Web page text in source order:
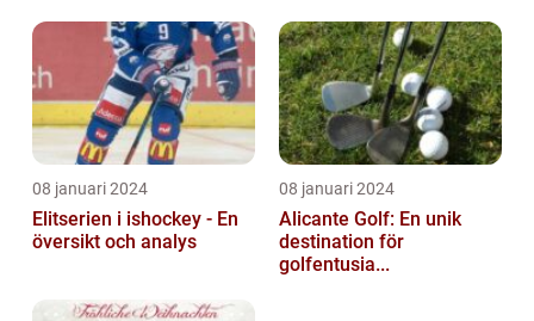
08 januari 2024
Elitserien i ishockey - En
översikt och analys
08 januari 2024
Alicante Golf: En unik
destination för
golfentusia...